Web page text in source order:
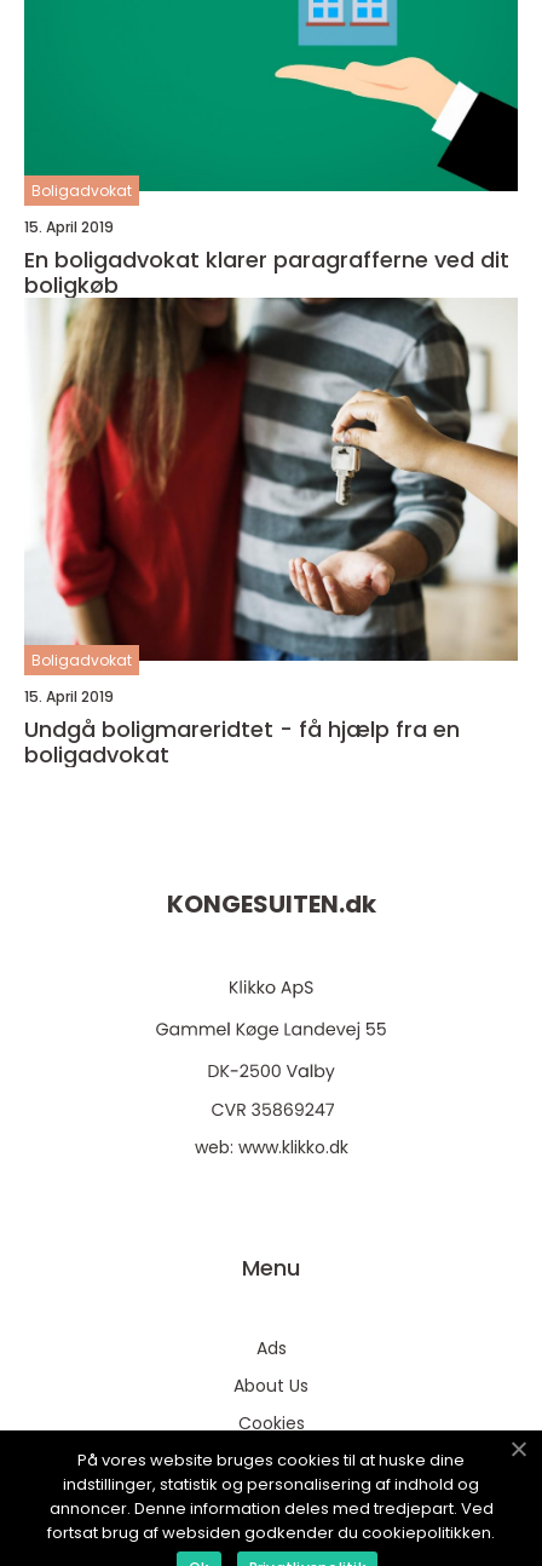
Boligadvokat
15. April 2019
En boligadvokat klarer paragrafferne ved dit
boligkøb
Boligadvokat
15. April 2019
Undgå boligmareridtet - få hjælp fra en
boligadvokat
KONGESUITEN.dk
web: www.klikko.dk
Menu
Ads
About Us
Cookies
Contact
Sitemap
På vores website bruges cookies til at huske dine
indstillinger, statistik og personalisering af indhold og
annoncer. Denne information deles med tredjepart. Ved
fortsat brug af websiden godkender du cookiepolitikken.